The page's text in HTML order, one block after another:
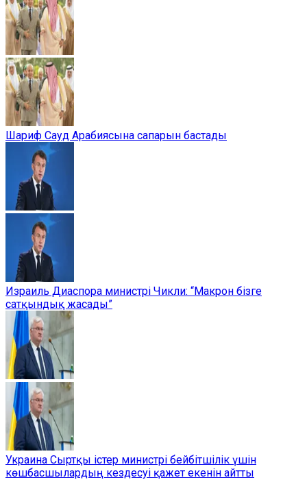
Шариф Сауд Арабиясына сапарын бастады
Израиль Диаспора министрі Чикли: “Макрон бізге
сатқындық жасады”
Украина Сыртқы істер министрі бейбітшілік үшін
көшбасшылардың кездесуі қажет екенін айтты